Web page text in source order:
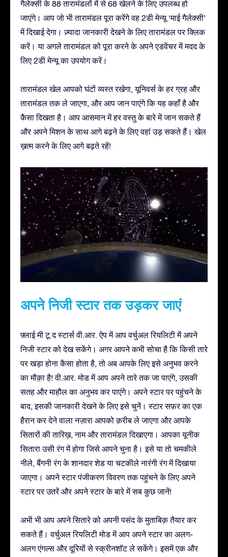
गैलेक्सी के 88 तारामंडलों में से 68 खेलने के लिए उपलब्ध हो
जाएंगे। आप जो भी तारामंडल पूरा करेंगे वह 2डी मेन्यू ‘माई गैलेक्सी’
में दिखाई देगा। ज़्यादा जानकारी देखने के लिए तारामंडल पर क्लिक
करें। या अगले तारामंडल को पूरा करने के अपने एडवेंचर में मदद के
लिए 2डी मेन्यू का उपयोग करें।
तारामंडल खेल आपको घंटों व्यस्त रखेगा, यूनिवर्स के हर ग्रह और
तारामंडल तक ले जाएगा, और आप जान पाएंगे कि यह कहाँ है और
कैसा दिखता है। आप आसमान में हर वस्तु के बारे में जान सकते हैं
और अपने मिशन के साथ आगे बढ़ने के लिए वहां उड़ सकते हैं। खेल
ख़त्म करने के लिए आगे बढ़ते रहें!
अपने निजी स्टार तक उड़कर जाएं
फ़्लाई मी टू द स्टार्स वी.आर. ऐप में आप वर्चुअल रियलिटी में अपने
निजी स्टार को देख सकेंगे। अगर आपने कभी सोचा है कि किसी तारे
पर खड़ा होना कैसा होता है, तो अब आपके लिए इसे अनुभव करने
का मौक़ा है! वी.आर. मोड में आप अपने तारे तक जा पाएंगे, उसकी
सतह और माहौल का अनुभव कर पाएंगे। अपने स्टार पर पहुंचने के
बाद, इसकी जानकारी देखने के लिए इसे चुनें। स्टार सफ़र का एक
हैरान कर देने वाला नज़ारा आपको क़रीब ले जाएगा और आपके
सितारों की तारिख़, नाम और तारामंडल दिखाएगा। आपका यूनीक
सितारा उसी रंग में होगा जिसे आपने चुना है। इसे या तो चमकीले
नीले, बैंगनी रंग के शानदार शेड या चटकीले नारंगी रंग में दिखाया
जाएगा। अपने स्टार पंजीकरण विवरण तक पहुंचने के लिए अपने
स्टार पर उतरें और अपने स्टार के बारे में सब कुछ जानें!
अभी भी आप अपने सितारे को अपनी पसंद के मुताबिक़ तैयार कर
सकते हैं। वर्चुअल रियलिटी मोड में आप अपने स्टार का अलग-
अलग एंगल्स और दूरियों से स्क्रीनशॉट ले सकेंगे। इसमें एक और